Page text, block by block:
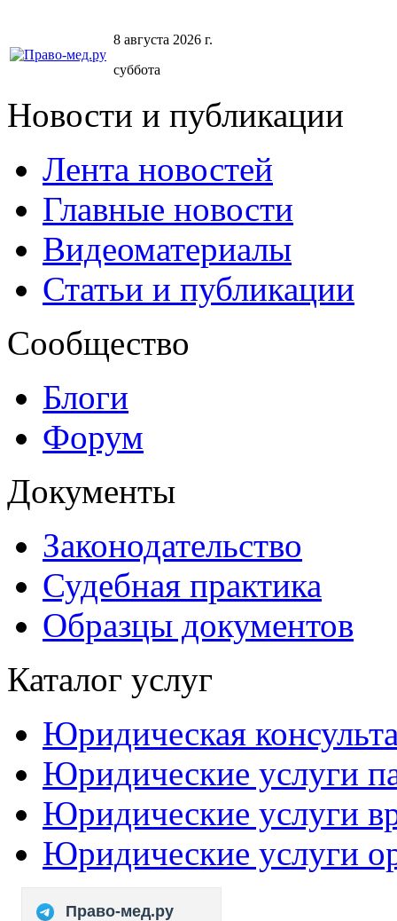
8 августа 2026 г.
суббота
Новости и публикации
Лента новостей
Главные новости
Видеоматериалы
Статьи и публикации
Сообщество
Блоги
Форум
Документы
Законодательство
Судебная практика
Образцы документов
Каталог услуг
Юридическая
Юридические услуги
Юридические услуги
Юридические услуги
Право-мед.ру